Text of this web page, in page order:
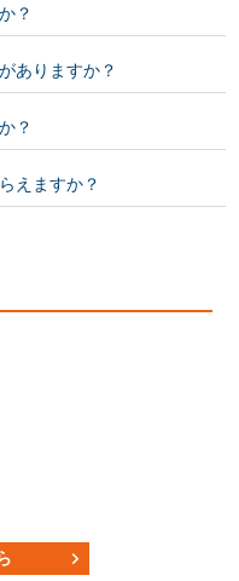
？
りますか？
？
ますか？